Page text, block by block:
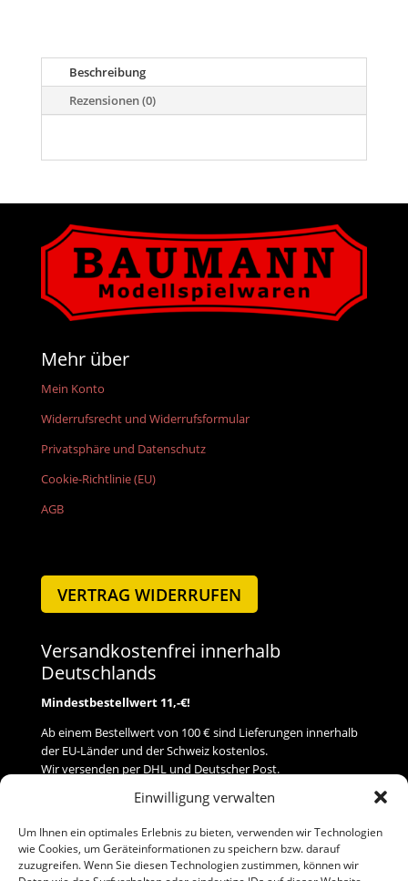
Einwilligung verwalten
Um Ihnen ein optimales Erlebnis zu bieten, verwenden wir Technologien
wie Cookies, um Geräteinformationen zu speichern bzw. darauf
zuzugreifen. Wenn Sie diesen Technologien zustimmen, können wir
Menge
Beschreibung
Rezensionen (0)
Mehr über
Mein Konto
Widerrufsrecht und Widerrufsformular
Privatsphäre und Datenschutz
Cookie-Richtlinie (EU)
AGB
VERTRAG WIDERRUFEN
Versandkostenfrei innerhalb
Deutschlands
Mindestbestellwert 11,-€!
Ab einem Bestellwert von 100 € sind Lieferungen innerhalb
der EU-Länder und der Schweiz kostenlos.
Wir versenden per DHL und Deutscher Post.
Versand
Zahlung